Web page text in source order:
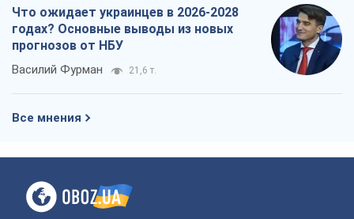
Что ожидает украинцев в 2026-2028
годах? Основные выводы из новых
прогнозов от НБУ
Василий Фурман 21,6 т.
Все мнения